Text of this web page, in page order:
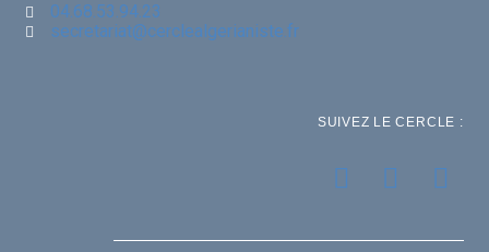
04.68.53.94.23
secretariat@cerclealgerianiste.fr
SUIVEZ LE CERCLE :